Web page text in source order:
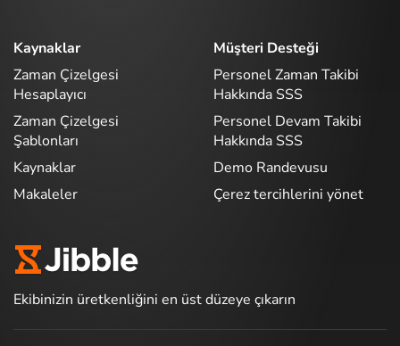
Kaynaklar
Zaman Çizelgesi
Hesaplayıcı
Zaman Çizelgesi
Şablonları
Kaynaklar
Makaleler
Müşteri Desteği
Personel Zaman Takibi
Hakkında SSS
Personel Devam Takibi
Hakkında SSS
Demo Randevusu
Çerez tercihlerini yönet
Ekibinizin üretkenliğini en üst düzeye çıkarın